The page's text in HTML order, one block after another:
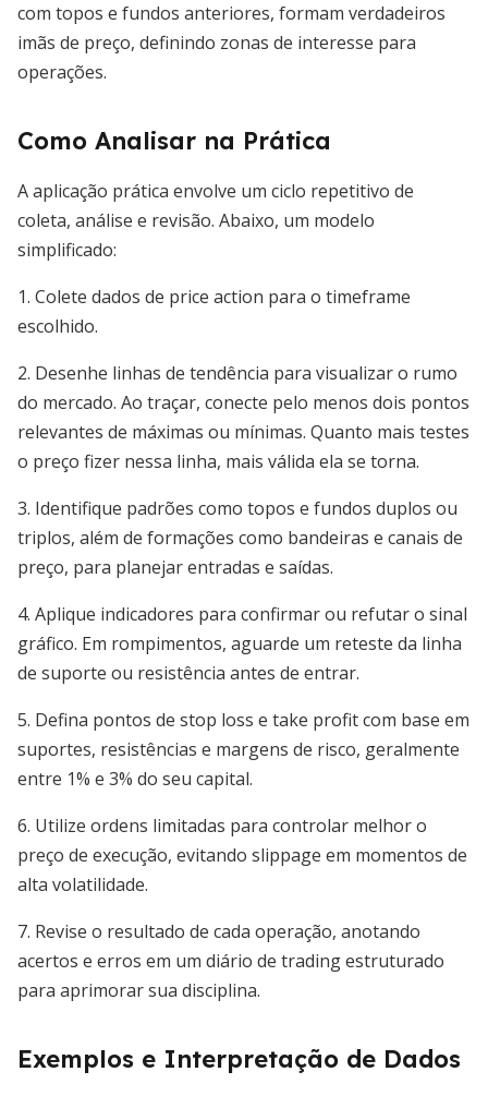
com topos e fundos anteriores, formam verdadeiros
imãs de preço, definindo zonas de interesse para
operações.
Como Analisar na Prática
A aplicação prática envolve um ciclo repetitivo de
coleta, análise e revisão. Abaixo, um modelo
simplificado:
1. Colete dados de price action para o timeframe
escolhido.
2. Desenhe linhas de tendência para visualizar o rumo
do mercado. Ao traçar, conecte pelo menos dois pontos
relevantes de máximas ou mínimas. Quanto mais testes
o preço fizer nessa linha, mais válida ela se torna.
3. Identifique padrões como topos e fundos duplos ou
triplos, além de formações como bandeiras e canais de
preço, para planejar entradas e saídas.
4. Aplique indicadores para confirmar ou refutar o sinal
gráfico. Em rompimentos, aguarde um reteste da linha
de suporte ou resistência antes de entrar.
5. Defina pontos de stop loss e take profit com base em
suportes, resistências e margens de risco, geralmente
entre 1% e 3% do seu capital.
6. Utilize ordens limitadas para controlar melhor o
preço de execução, evitando slippage em momentos de
alta volatilidade.
7. Revise o resultado de cada operação, anotando
acertos e erros em um diário de trading estruturado
para aprimorar sua disciplina.
Exemplos e Interpretação de Dados